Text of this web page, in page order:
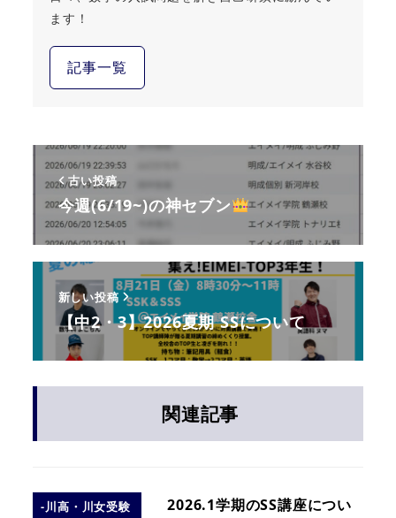
ます！
記事一覧
古い投稿
今週(6/19~)の神セブン
新しい投稿
【中2・3】2026夏期 SSについて
関連記事
-川高・川女受験
2026.1学期のSS講座につい